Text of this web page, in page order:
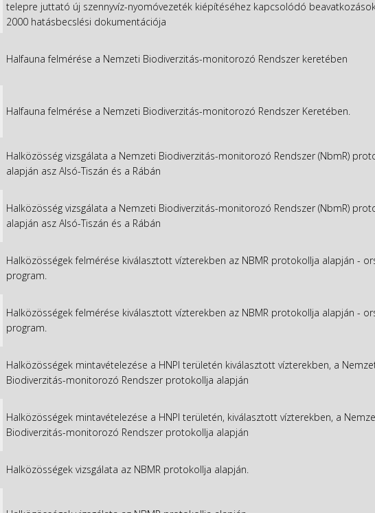
telepre juttató új szennyvíz-nyomóvezeték kiépítéséhez kapcsolódó
2000 hatásbecslési dokumentációja
Halfauna felmérése a Nemzeti Biodiverzitás-monitorozó Rendszer keretében
Halfauna felmérése a Nemzeti Biodiverzitás-monitorozó Rendszer Keretében.
Halközösség vizsgálata a Nemzeti Biodiverzitás-monitorozó Rendszer (NbmR)
alapján asz Alsó-Tiszán és a Rábán
Halközösség vizsgálata a Nemzeti Biodiverzitás-monitorozó Rendszer (NbmR)
alapján asz Alsó-Tiszán és a Rábán
Halközösségek felmérése kiválasztott vízterekben az NBMR protokollja alapján -
program.
Halközösségek felmérése kiválasztott vízterekben az NBMR protokollja alapján -
program.
Halközösségek mintavételezése a HNPI területén kiválasztott vízterekben, a
Biodiverzitás-monitorozó Rendszer protokollja alapján
Halközösségek mintavételezése a HNPI területén, kiválasztott vízterekben, a
Biodiverzitás-monitorozó Rendszer protokollja alapján
Halközösségek vizsgálata az NBMR protokollja alapján.